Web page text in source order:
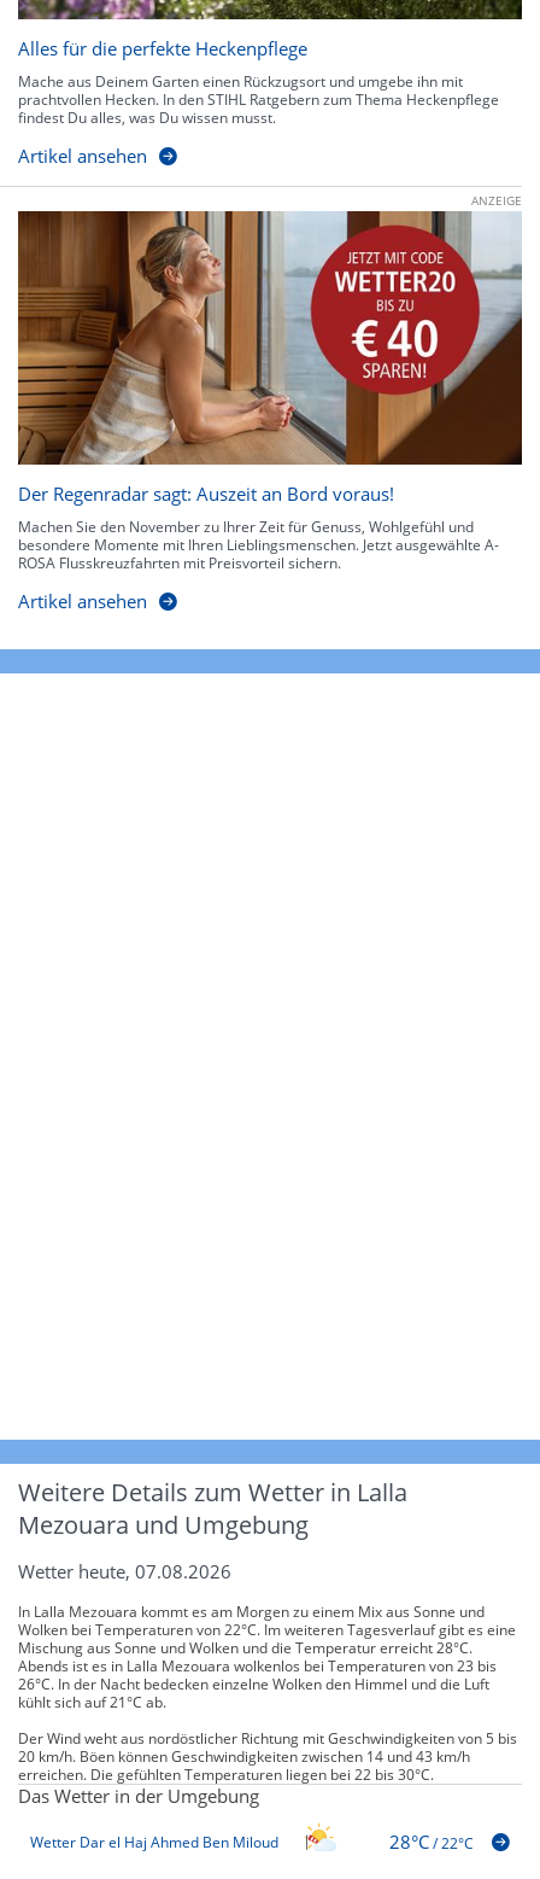
Alles für die perfekte Heckenpflege
Mache aus Deinem Garten einen Rückzugsort und umgebe ihn mit
prachtvollen Hecken. In den STIHL Ratgebern zum Thema Heckenpflege
findest Du alles, was Du wissen musst.
Artikel ansehen
ANZEIGE
Der Regenradar sagt: Auszeit an Bord voraus!
Machen Sie den November zu Ihrer Zeit für Genuss, Wohlgefühl und
besondere Momente mit Ihren Lieblingsmenschen. Jetzt ausgewählte A-
ROSA Flusskreuzfahrten mit Preisvorteil sichern.
Artikel ansehen
Weitere Details zum Wetter in Lalla
Mezouara und Umgebung
Wetter heute, 07.08.2026
In Lalla Mezouara kommt es am Morgen zu einem Mix aus Sonne und
Wolken bei Temperaturen von 22°C. Im weiteren Tagesverlauf gibt es eine
Mischung aus Sonne und Wolken und die Temperatur erreicht 28°C.
Abends ist es in Lalla Mezouara wolkenlos bei Temperaturen von 23 bis
26°C. In der Nacht bedecken einzelne Wolken den Himmel und die Luft
kühlt sich auf 21°C ab.
Der Wind weht aus nordöstlicher Richtung mit Geschwindigkeiten von 5 bis
20 km/h. Böen können Geschwindigkeiten zwischen 14 und 43 km/h
erreichen. Die gefühlten Temperaturen liegen bei 22 bis 30°C.
Das Wetter in der Umgebung
Wetter Dar el Haj Ahmed Ben Miloud 28°C/22°C